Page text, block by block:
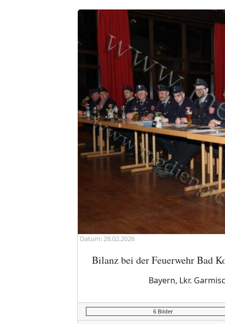
Datum: 28.02.2026
Bilanz bei der Feuerwehr Bad
Bayern, Lkr.
6 Bilder